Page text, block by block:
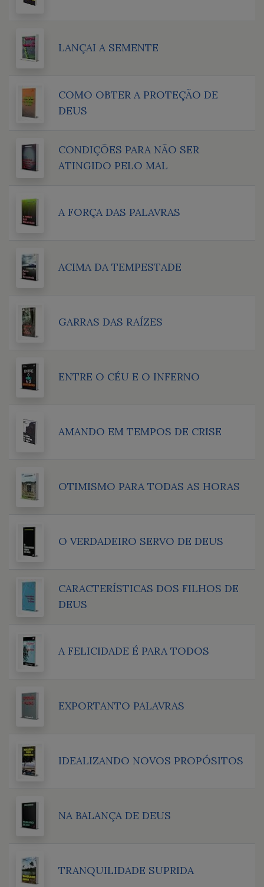
LANÇAI A SEMENTE
COMO OBTER A PROTEÇÃO DE
DEUS
CONDIÇÕES PARA NÃO SER
ATINGIDO PELO MAL
A FORÇA DAS PALAVRAS
ACIMA DA TEMPESTADE
GARRAS DAS RAÍZES
ENTRE O CÉU E O INFERNO
AMANDO EM TEMPOS DE CRISE
OTIMISMO PARA TODAS AS HORAS
O VERDADEIRO SERVO DE DEUS
CARACTERÍSTICAS DOS FILHOS DE
DEUS
A FELICIDADE É PARA TODOS
EXPORTANTO PALAVRAS
IDEALIZANDO NOVOS PROPÓSITOS
NA BALANÇA DE DEUS
TRANQUILIDADE SUPRIDA